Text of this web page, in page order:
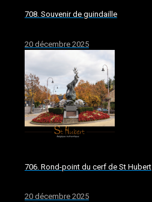
708. Souvenir de guindaille
20 décembre 2025
706. Rond-point du cerf de St Hubert
20 décembre 2025